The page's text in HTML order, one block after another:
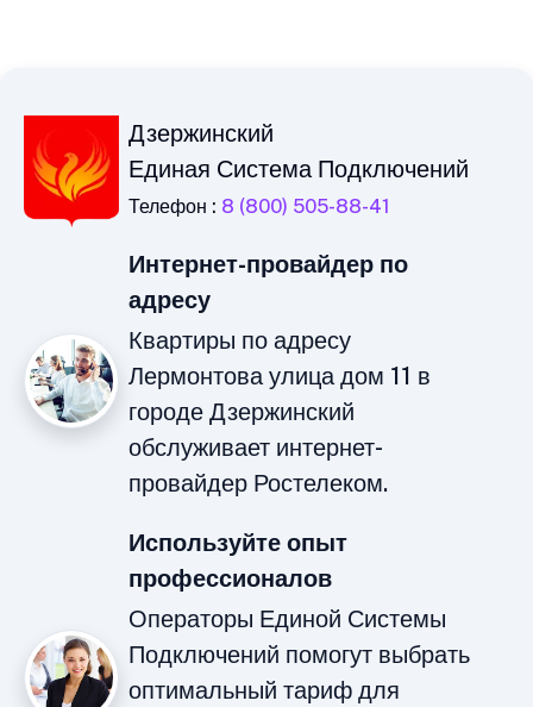
Дзержинский
Единая Система Подключений
Телефон : 8 (800) 505-88-41
Интернет-провайдер по
адресу
Квартиры по адресу
Лермонтова улица дом 11 в
городе Дзержинский
обслуживает интернет-
провайдер Ростелеком.
Используйте опыт
профессионалов
Операторы Единой Системы
Подключений помогут выбрать
оптимальный тариф для